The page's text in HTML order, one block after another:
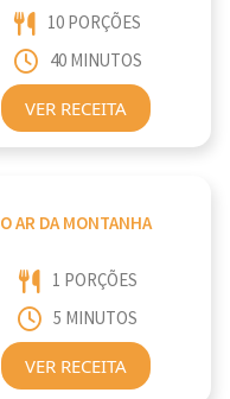
10 PORÇÕES
40 MINUTOS
VER RECEITA
O AR DA MONTANHA
1 PORÇÕES
5 MINUTOS
VER RECEITA